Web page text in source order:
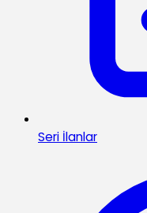
Seri İlanlar